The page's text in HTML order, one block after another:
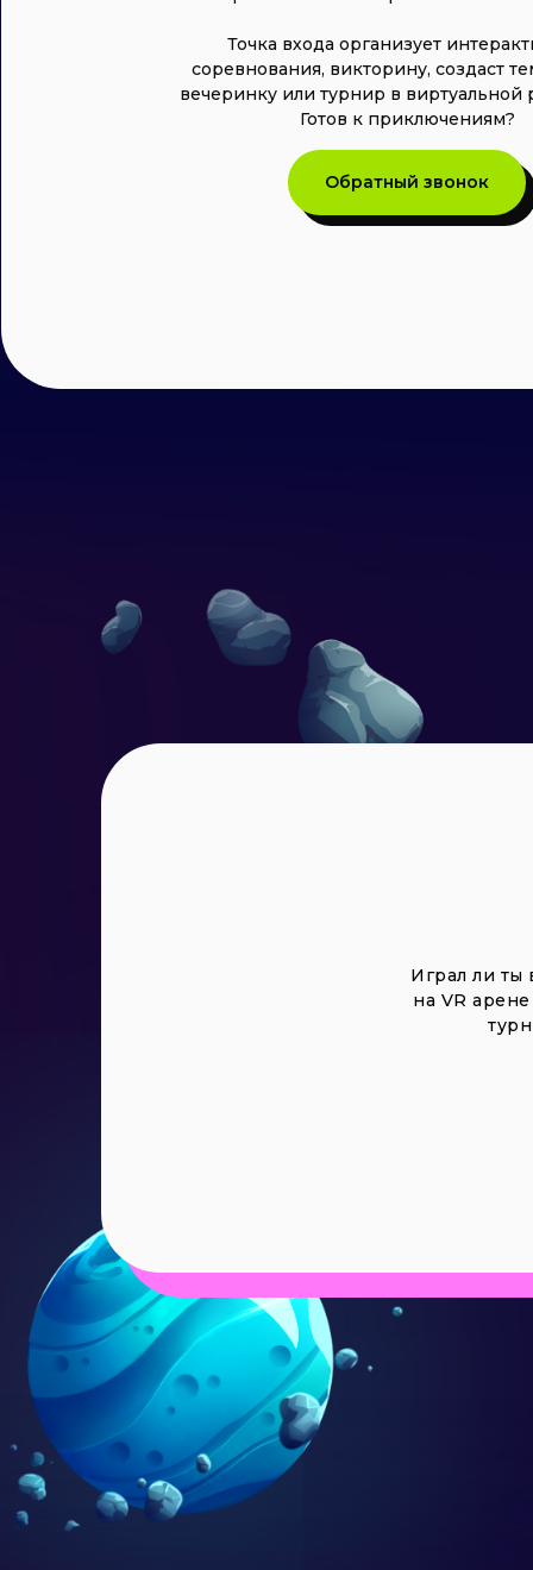
Обратный звонок
Точка входа организует
соревнования, викторину, создаст
вечеринку или турнир в виртуальной
Готов к приключениям?
Играл ли ты
на VR